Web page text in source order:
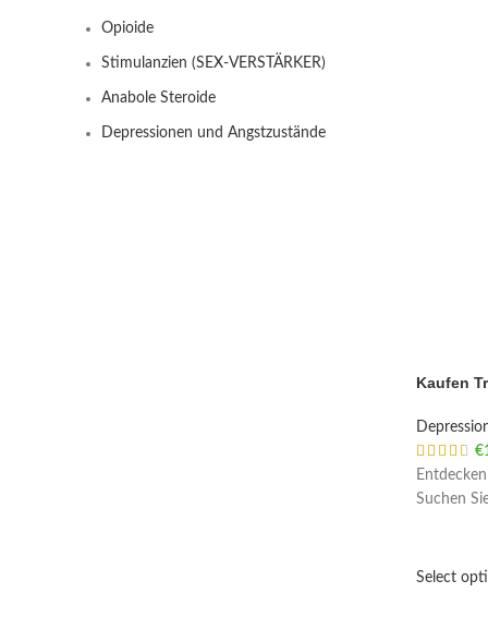
Opioide
Stimulanzien (SEX-VERSTÄRKER)
Anabole Steroide
Depressionen und Angstzustände
Kaufen
€
Suchen
Select